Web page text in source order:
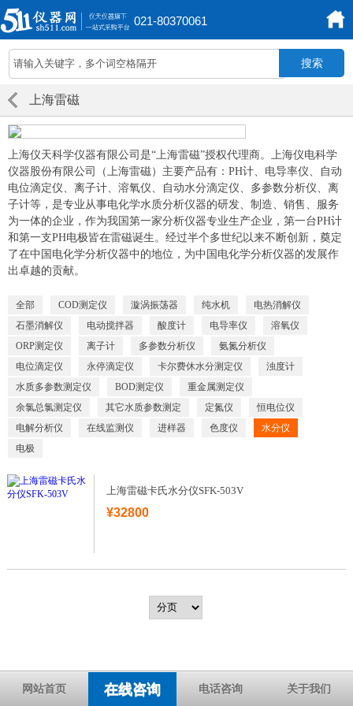
021-80370061
上海雷磁
上海仪天科学仪器有限公司是“上海雷磁”授权代理商。上海仪电科学
仪器股份有限公司（上海雷磁）主要产品有：PH计、电导率仪、自动
电位滴定仪、离子计、溶氧仪、自动水分滴定仪、多参数分析仪、离
子计等，是专业从事电化学水质分析仪器的研发、制造、销售、服务
为一体的企业，作为我国第一家分析仪器专业生产企业，第一台PH计
和第一支PH电极皆在雷磁诞生。经过半个多世纪以来不断创新，奠定
了在中国电化学分析仪器中的地位，为中国电化学分析仪器的发展作
出卓越的贡献。
全部 COD测定仪 漩涡振荡器 纯水机
电热消解仪
石墨消解仪
电动搅拌器 酸度计 电导率仪
溶氧仪
ORP测定仪
离子计 多参数分析仪
氨氮分析仪
电位滴定仪
永停滴定仪 卡尔费休水分测定仪
浊度计
水质多参数测定仪
BOD测定仪
重金属测定仪
余氯总氯测定仪
其它水质参数测定 定氮仪
恒电位仪
电解分析仪
在线监测仪 进样器 色度仪
水分仪
电极
上海雷磁卡氏水分仪SFK-503V
¥32800
网站首页 在线咨询 电话咨询 关于我们